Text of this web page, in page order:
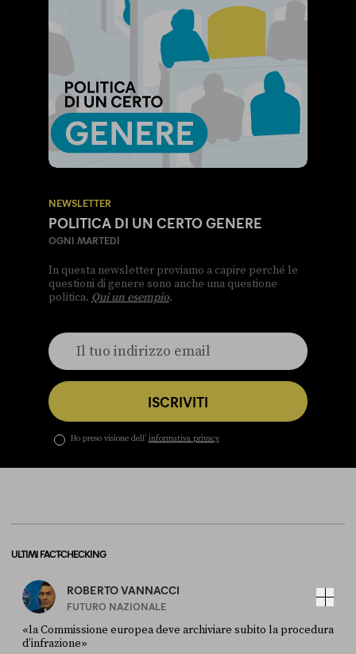
NEWSLETTER
POLITICA DI UN CERTO GENERE
OGNI MARTEDÌ
In questa newsletter proviamo a capire perché le
questioni di genere sono anche una questione
politica. Qui un esempio.
ISCRIVITI
Ho preso visione dell’ informativa privacy
ULTIMI FACT-CHECKING
ROBERTO VANNACCI
FUTURO NAZIONALE
«la Commissione europea deve archiviare subito la procedura
d’infrazione»